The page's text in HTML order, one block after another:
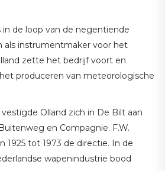
de loop van de negentiende
als instrumentmaker voor het
zette het bedrijf voort en
produceren van meteorologische
Olland zich in De Bilt aan
en Compagnie. F.W.
1925 tot 1973 de directie. In de
wapenindustrie bood